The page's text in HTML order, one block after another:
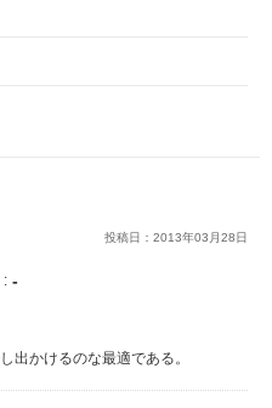
投稿日： 2013年03 月28日
: -
出かけるのな最適である。